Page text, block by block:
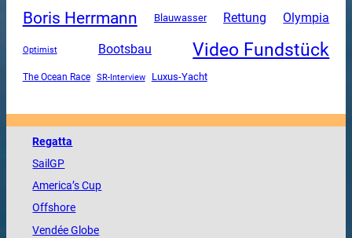
Boris Herrmann Blauwasser Rettung Olympia
Optimist Bootsbau Video Fundstück
The Ocean Race SR-Interview Luxus-Yacht
Regatta
SailGP
America’s Cup
Offshore
VendéeGlobe